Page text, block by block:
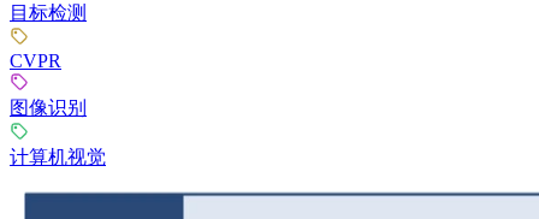
目标检测
CVPR
图像识别
计算机视觉